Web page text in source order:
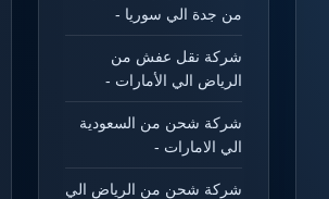
من جدة الي سوريا -
شركة نقل عفش من
الرياض الي الأمارات -
شركة شحن من السعودية
الي الامارات -
شركة شحن من الرياض الي